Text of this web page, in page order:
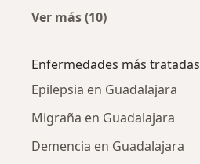
Ver más (10)
Enfermedades más tratadas
Epilepsia en Guadalajara
Migraña en Guadalajara
Demencia en Guadalajara